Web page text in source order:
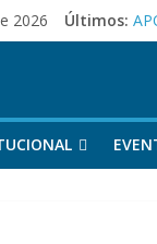
2026 Últimos: